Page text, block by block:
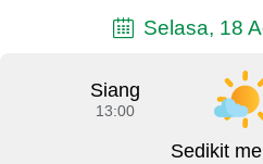
Selasa, 18
Siang
13:00
Sedikit